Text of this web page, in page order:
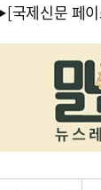
[국제신문 페